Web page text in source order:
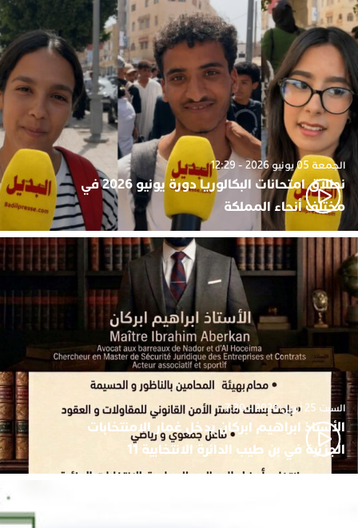
الجمعة 05 يونيو 2026 - 12:29
نطلاق امتحانات البكالوريا دورة يونيو 2026 في
مختلف أنحاء المملكة
السبت 25 أبريل 2026 - 7:30
الأستاذ ابراهيم ابركان يدخل غمار الامنتخابات
الجزئية في بن طيب الدائرة الانتخابية 11